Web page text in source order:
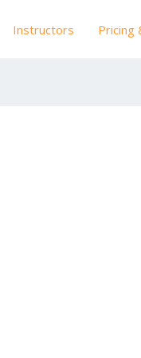
Instructors Pricing